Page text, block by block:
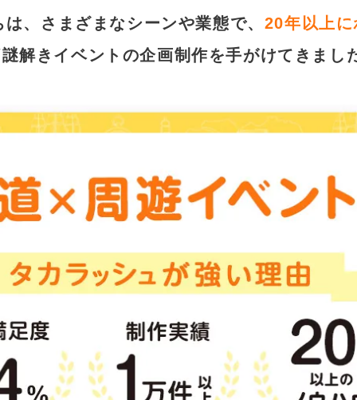
、さまざまなシーンや業態で、 20年以上
解きイベントの企画制作を手がけてきまし